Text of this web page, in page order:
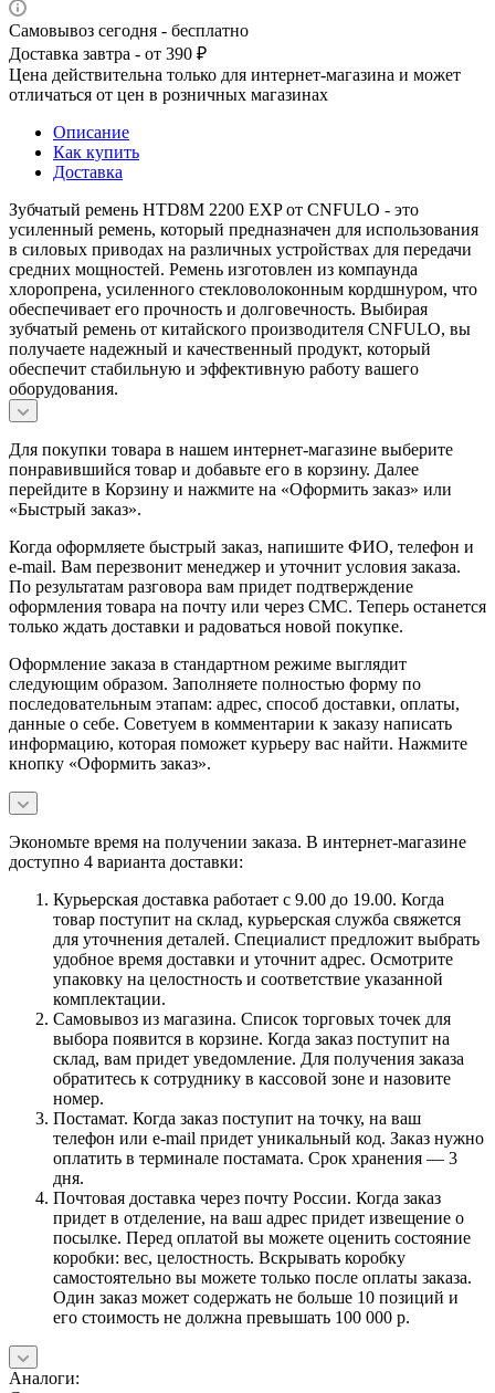
Самовывоз сегодня - бесплатно
Доставка завтра - от 390 ₽
Цена действительна только для интернет-магазина и может
отличаться от цен в розничных магазинах
Описание
Как купить
Доставка
Зубчатый ремень HTD8M 2200 EXP от CNFULO - это
усиленный ремень, который предназначен для использования
в силовых приводах на различных устройствах для передачи
средних мощностей. Ремень изготовлен из компаунда
хлоропрена, усиленного стекловолоконным кордшнуром, что
обеспечивает его прочность и долговечность. Выбирая
зубчатый ремень от китайского производителя CNFULO, вы
получаете надежный и качественный продукт, который
обеспечит стабильную и эффективную работу вашего
оборудования.
Для покупки товара в нашем интернет-магазине выберите
понравившийся товар и добавьте его в корзину. Далее
перейдите в Корзину и нажмите на «Оформить заказ» или
«Быстрый заказ».
Когда оформляете быстрый заказ, напишите ФИО, телефон и
e-mail. Вам перезвонит менеджер и уточнит условия заказа.
По результатам разговора вам придет подтверждение
оформления товара на почту или через СМС. Теперь останется
только ждать доставки и радоваться новой покупке.
Оформление заказа в стандартном режиме выглядит
следующим образом. Заполняете полностью форму по
последовательным этапам: адрес, способ доставки, оплаты,
данные о себе. Советуем в комментарии к заказу написать
информацию, которая поможет курьеру вас найти. Нажмите
кнопку «Оформить заказ».
Экономьте время на получении заказа. В интернет-магазине
доступно 4 варианта доставки:
Курьерская доставка работает с 9.00 до 19.00. Когда
товар поступит на склад, курьерская служба свяжется
для уточнения деталей. Специалист предложит выбрать
удобное время доставки и уточнит адрес. Осмотрите
упаковку на целостность и соответствие указанной
комплектации.
Самовывоз из магазина. Список торговых точек для
выбора появится в корзине. Когда заказ поступит на
склад, вам придет уведомление. Для получения заказа
обратитесь к сотруднику в кассовой зоне и назовите
номер.
Постамат. Когда заказ поступит на точку, на ваш
телефон или e-mail придет уникальный код. Заказ нужно
оплатить в терминале постамата. Срок хранения — 3
дня.
Почтовая доставка через почту России. Когда заказ
придет в отделение, на ваш адрес придет извещение о
посылке. Перед оплатой вы можете оценить состояние
коробки: вес, целостность. Вскрывать коробку
самостоятельно вы можете только после оплаты заказа.
Один заказ может содержать не больше 10 позиций и
его стоимость не должна превышать 100 000 р.
Аналоги: